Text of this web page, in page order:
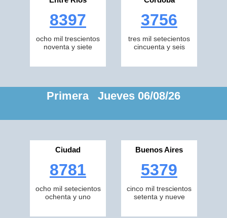
8397
ocho mil trescientos
noventa y siete
3756
tres mil setecientos
cincuenta y seis
Primera Jueves 06/08/26
Ciudad
8781
ocho mil setecientos
ochenta y uno
Buenos Aires
5379
cinco mil trescientos
setenta y nueve